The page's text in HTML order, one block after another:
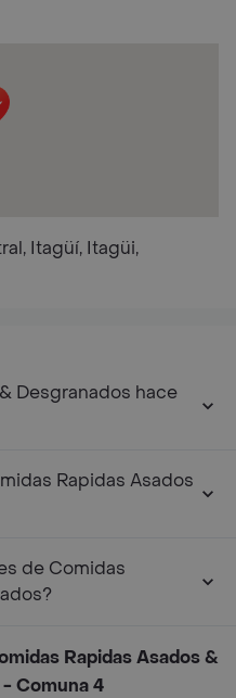
Itagüí, Itagüi,
Desgranados hace
Rapidas Asados
de Comidas
Rapidas Asados &
Comuna 4